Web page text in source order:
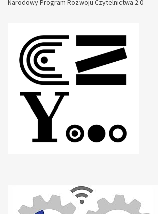
Narodowy Program Rozwoju Czytelnictwa 2.0